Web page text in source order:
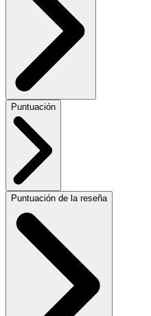
Puntuación
Puntuación de la reseña